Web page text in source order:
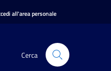
all'area personale
Cerca